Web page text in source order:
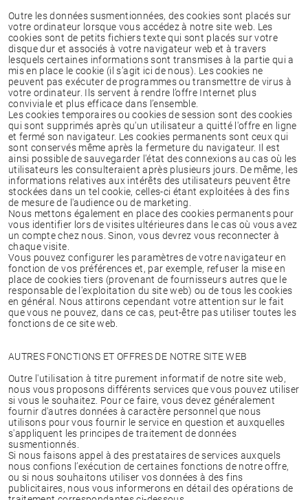
Outre les données susmentionnées, des cookies sont placés sur
votre ordinateur lorsque vous accédez à notre site web. Les
cookies sont de petits fichiers texte qui sont placés sur votre
disque dur et associés à votre navigateur web et à travers
lesquels certaines informations sont transmises à la partie qui a
mis en place le cookie (il s’agit ici de nous). Les cookies ne
peuvent pas exécuter de programmes ou transmettre de virus à
votre ordinateur. Ils servent à rendre l’offre Internet plus
conviviale et plus efficace dans l’ensemble.
Les cookies temporaires ou cookies de session sont des cookies
qui sont supprimés après qu'un utilisateur a quitté l'offre en ligne
et fermé son navigateur. Les cookies permanents sont ceux qui
sont conservés même après la fermeture du navigateur. Il est
ainsi possible de sauvegarder l'état des connexions au cas où les
utilisateurs les consulteraient après plusieurs jours. De même, les
informations relatives aux intérêts des utilisateurs peuvent être
stockées dans un tel cookie, celles-ci étant exploitées à des fins
de mesure de l'audience ou de marketing.
Nous mettons également en place des cookies permanents pour
vous identifier lors de visites ultérieures dans le cas où vous avez
un compte chez nous. Sinon, vous devrez vous reconnecter à
chaque visite.
Vous pouvez configurer les paramètres de votre navigateur en
fonction de vos préférences et, par exemple, refuser la mise en
place de cookies tiers (provenant de fournisseurs autres que le
responsable de l'exploitation du site web) ou de tous les cookies
en général. Nous attirons cependant votre attention sur le fait
que vous ne pouvez, dans ce cas, peut-être pas utiliser toutes les
fonctions de ce site web.
AUTRES FONCTIONS ET OFFRES DE NOTRE SITE WEB
Outre l'utilisation à titre purement informatif de notre site web,
nous vous proposons différents services que vous pouvez utiliser
si vous le souhaitez. Pour ce faire, vous devez généralement
fournir d'autres données à caractère personnel que nous
utilisons pour vous fournir le service en question et auxquelles
s'appliquent les principes de traitement de données
susmentionnés.
Si nous faisons appel à des prestataires de services auxquels
nous confions l’exécution de certaines fonctions de notre offre,
ou si nous souhaitons utiliser vos données à des fins
publicitaires, nous vous informerons en détail des opérations de